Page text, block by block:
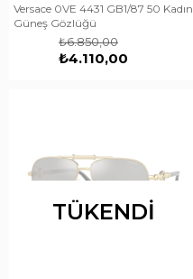
Versace 0VE 4431 GB1/87 50 Kadın
Güneş Gözlüğü
₺4.110,00
₺6.850,00
TÜKENDI